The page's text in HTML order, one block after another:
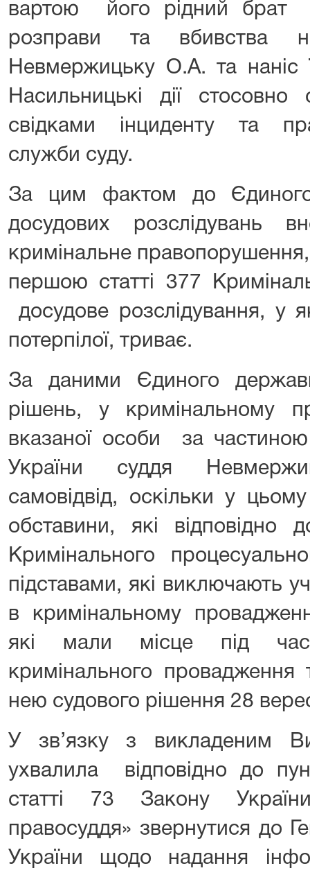
вартою його рідний брат
розправи та вбивства
Невмержицьку О.А. та наніс
Насильницькі дії
свідками інциденту та
служби суду.
За цим фактом до Єдиного
досудових розслідувань
кримінальне
першою статті 377
досудове розслідування, у
потерпілої, триває.
За даними Єдиного
рішень, у кримінальному
вказаної особи за
України суддя
самовідвід, оскільки у
обставини, які відповідно
Кримінального
підставами, які виключають
в кримінальному
які мали місце під час
кримінального провадження
нею судового рішення 28
У зв’язку з викладеним
ухвалила відповідно до
статті 73 Закону
правосуддя» звернутися до
України щодо надання